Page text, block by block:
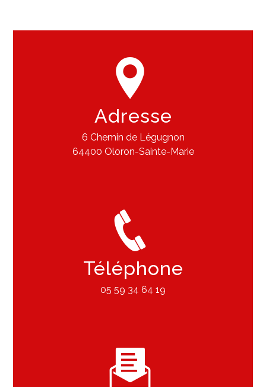
Adresse
6 Chemin de Légugnon
64400 Oloron-Sainte-Marie
Téléphone
05 59 34 64 19